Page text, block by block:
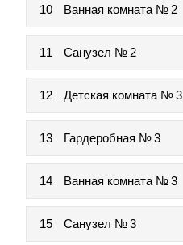
10 Ванная комната № 2
11 Санузел № 2
12 Детская комната № 3
13 Гардеробная № 3
14 Ванная комната № 3
15 Санузел № 3